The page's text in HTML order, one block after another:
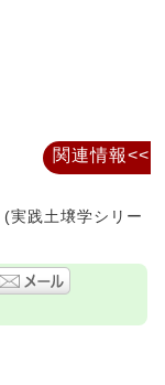
践土壌学シリー
関連情報<<